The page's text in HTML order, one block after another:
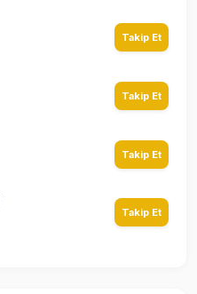
Takip Et
Takip Et
Takip Et
Takip Et